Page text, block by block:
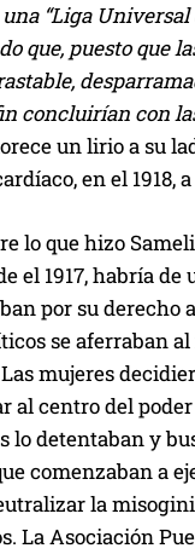
“Liga Universal
que, puesto que
concluirían con
un lirio a su
en el 1918, a
lo que hizo
el 1917, habría de
por su derecho
se aferraban
mujeres
al centro del
lo detentaban y
comenzaban a
la
La Asociación